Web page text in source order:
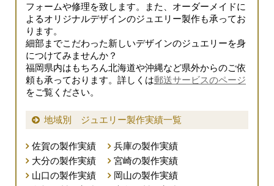
フォームや修理を致します。また、オーダーメイドに
よるオリジナルデザインのジュエリー製作も承ってお
ります。
細部までこだわった新しいデザインのジュエリーを身
につけてみませんか？
福岡県内はもちろん北海道や沖縄など県外からのご依
頼も承っております。詳しくは郵送サービスのページ
をご覧ください。
地域別 ジュエリー製作実績一覧
佐賀の製作実績
兵庫の製作実績
大分の製作実績
宮崎の製作実績
山口の製作実績
岡山の製作実績